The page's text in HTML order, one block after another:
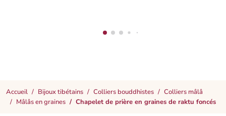
Accueil Bijoux tibétains Colliers bouddhistes
Colliers mâlâ
Mâlâs en graines
Chapelet de prière en graines de raktu foncés